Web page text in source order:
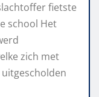
fietste
school Het
zich met